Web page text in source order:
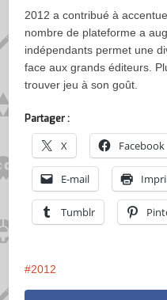
2012 a contribué à
nombre de plateforme a
indépendants permet une
face aux grands éditeurs.
trouver jeu à son goût.
Partager :
X Facebook
E-mail
Tumblr
2012